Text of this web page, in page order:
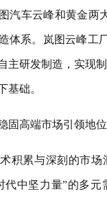
汽车云峰和黄金两
体系。岚图云峰工
主研发制造，实现
基础。
固高端市场引领地位
积累与深刻的市
代中坚力量”的多